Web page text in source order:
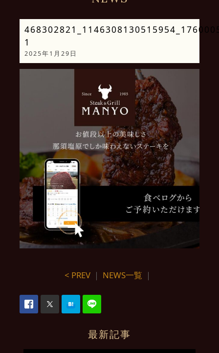
1
2025年1月29日
< PREV ｜ NEWS一覧 ｜
最新記事